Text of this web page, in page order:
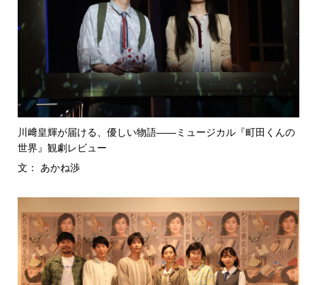
川﨑皇輝が届ける、優しい物語――ミュージカル『町田くんの
世界』観劇レビュー
文： あかね渉